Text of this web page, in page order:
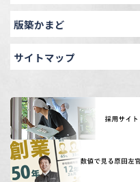
版築かまど
サイトマップ